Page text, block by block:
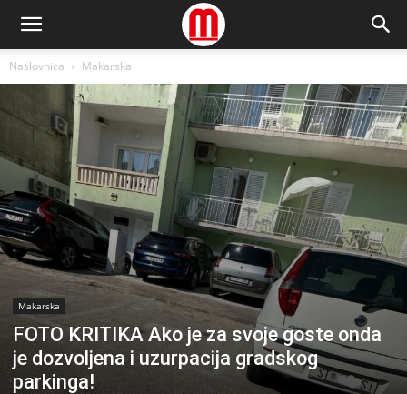
Naslovnica Makarska
Makarska
FOTO KRITIKA Ako je za svoje goste onda
je dozvoljena i uzurpacija gradskog
parkinga!